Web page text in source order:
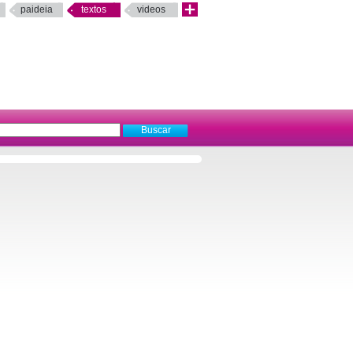
paideia textos videos